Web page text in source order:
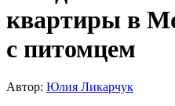
квартиры в
с питомцем
Автор: Юлия Ликарчук